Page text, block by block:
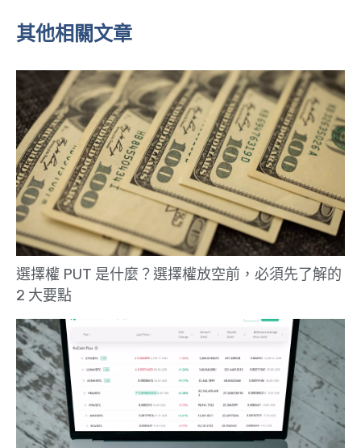
其他相關文章
選擇權 PUT 是什麼？選擇權放空前，必須先了解的
2 大要點